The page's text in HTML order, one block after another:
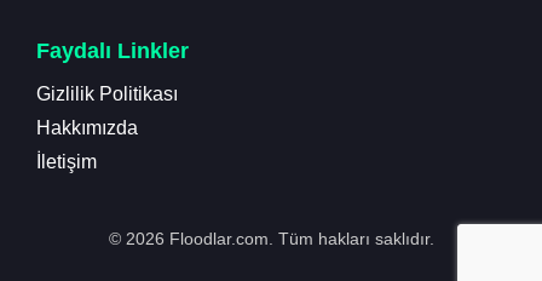
Faydalı Linkler
Gizlilik Politikası
Hakkımızda
İletişim
© 2026 Floodlar.com. Tüm hakları saklıdır.